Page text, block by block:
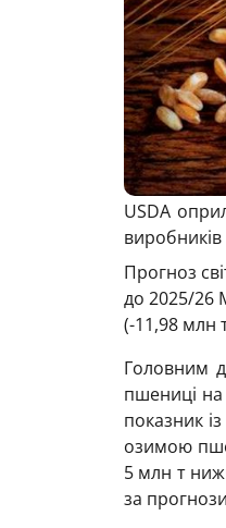
USDA
Прогноз
до 2025/26
(-11,98 млн
Головним
пшениці
показник
озимою
5 млн т
за